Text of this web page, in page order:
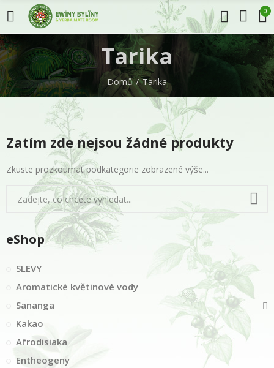
0
Tarika
Domů Tarika
Zatím zde nejsou žádné produkty
Zkuste prozkoumat podkategorie zobrazené výše...
eShop
SLEVY
Aromatické květinové vody
Sananga
Kakao
Afrodisiaka
Entheogeny